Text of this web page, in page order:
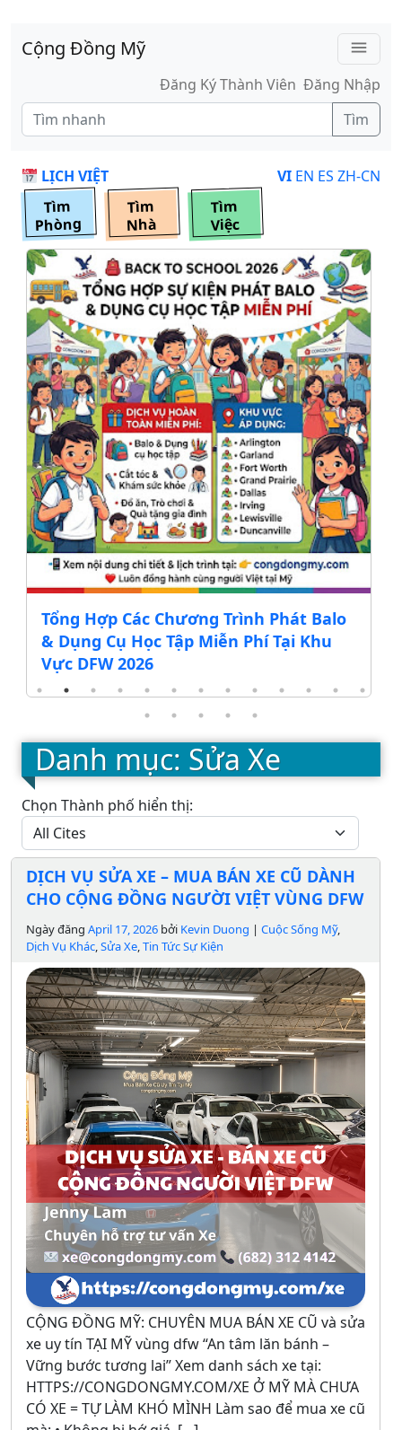
Cộng Đồng Mỹ
menu
Đăng Ký Thành Viên Đăng Nhập
Tìm
LỊCH VIỆT VI EN ES ZH-CN
Tìm
Phòng
Tìm
Nhà
Tìm
Việc
Phát Balo
Tại Khu
ĐẠI HỘI NGÀY THÁNH MẪU
2026
Danh mục: Sửa Xe
Chọn Thành phố hiển thị:
DỊCH VỤ SỬA XE – MUA BÁN XE CŨ DÀNH
CHO CỘNG ĐỒNG NGƯỜI VIỆT VÙNG DFW
Ngày đăng April 17, 2026 bởi Kevin Duong | Cuộc Sống Mỹ,
Dịch Vụ Khác,Sửa Xe,Tin Tức Sự Kiện
CỘNG ĐỒNG MỸ: CHUYÊN MUA BÁN XE CŨ và sửa
xe uy tín TẠI MỸ vùng dfw “An tâm lăn bánh –
Vững bước tương lai” Xem danh sách xe tại:
HTTPS://CONGDONGMY.COM/XE Ở MỸ MÀ CHƯA
CÓ XE = TỰ LÀM KHÓ MÌNH Làm sao để mua xe cũ